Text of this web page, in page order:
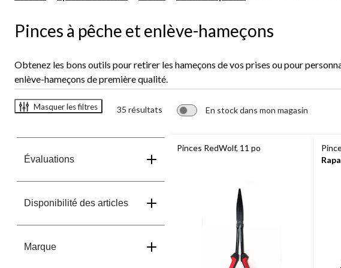
hameçons
Pinces à pêche et enlève-hameçons
Obtenez les bons outils pour retirer les hameçons de vos prises ou pour
enlève-hameçons de première qualité.
Masquer les filtres 35 résultats En stock dans mon magasin
Évaluations
Disponibilité des articles
Marque
Pinces RedWolf, 11 po